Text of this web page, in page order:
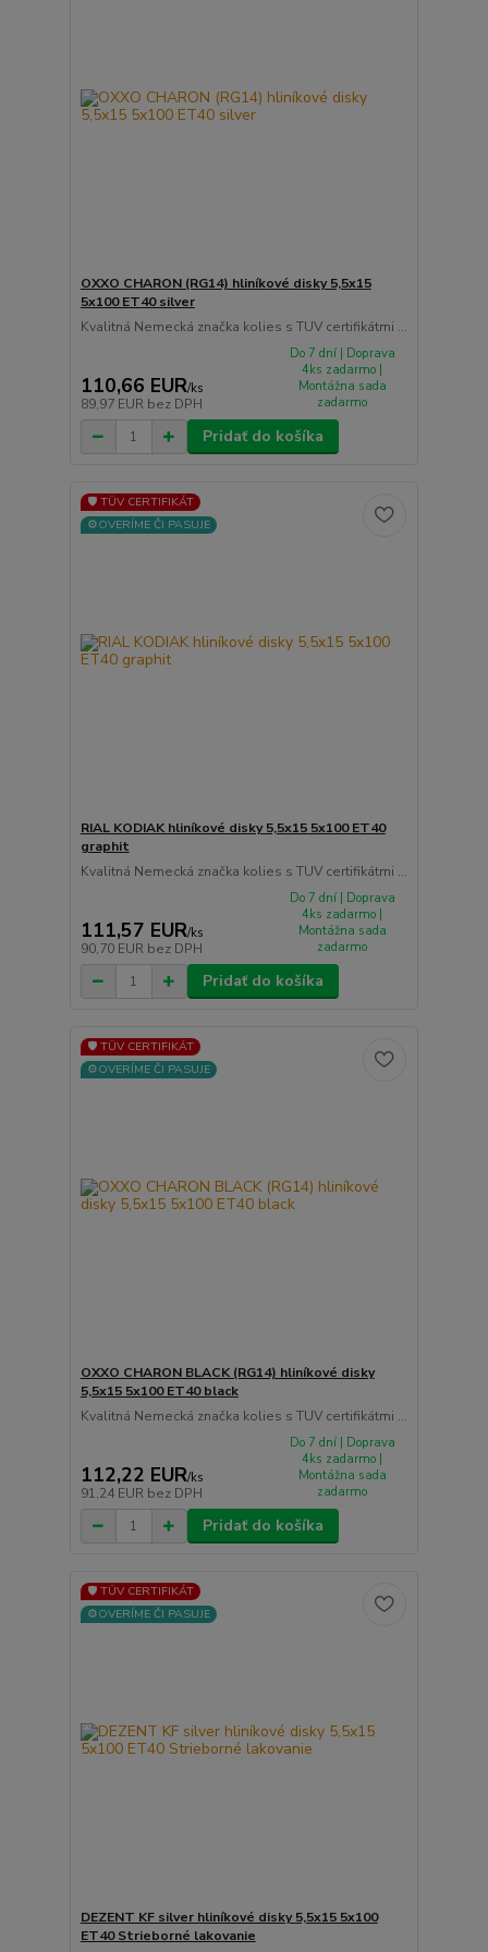
OXXO CHARON (RG14) hliníkové disky 5,5x15
5x100 ET40 silver
Kvalitná Nemecká značka kolies s TUV certifikátmi ...
110,66 EUR/ks
89,97 EUR bez DPH
Do 7 dní | Doprava
4ks zadarmo |
Montážna sada
zadarmo
Pridať do košíka
🛡️ TÜV CERTIFIKÁT
⚙️OVERÍME ČI PASUJE
RIAL KODIAK hliníkové disky 5,5x15 5x100 ET40
graphit
Kvalitná Nemecká značka kolies s TUV certifikátmi ...
111,57 EUR/ks
90,70 EUR bez DPH
Do 7 dní | Doprava
4ks zadarmo |
Montážna sada
zadarmo
Pridať do košíka
🛡️ TÜV CERTIFIKÁT
⚙️OVERÍME ČI PASUJE
OXXO CHARON BLACK (RG14) hliníkové disky
5,5x15 5x100 ET40 black
Kvalitná Nemecká značka kolies s TUV certifikátmi ...
112,22 EUR/ks
91,24 EUR bez DPH
Do 7 dní | Doprava
4ks zadarmo |
Montážna sada
zadarmo
Pridať do košíka
🛡️ TÜV CERTIFIKÁT
⚙️OVERÍME ČI PASUJE
DEZENT KF silver hliníkové disky 5,5x15 5x100
ET40 Strieborné lakovanie